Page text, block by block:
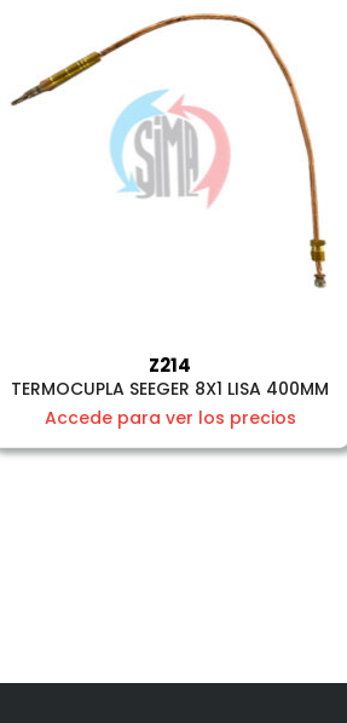
Z214
TERMOCUPLA SEEGER 8X1 LISA 400MM
Accede para ver los precios